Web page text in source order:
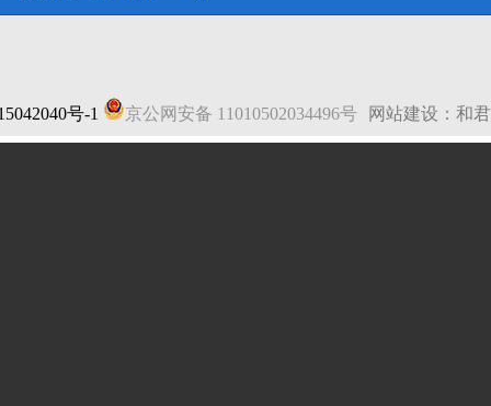
号-1 京公网安备 11010502034496号 网站建设：和